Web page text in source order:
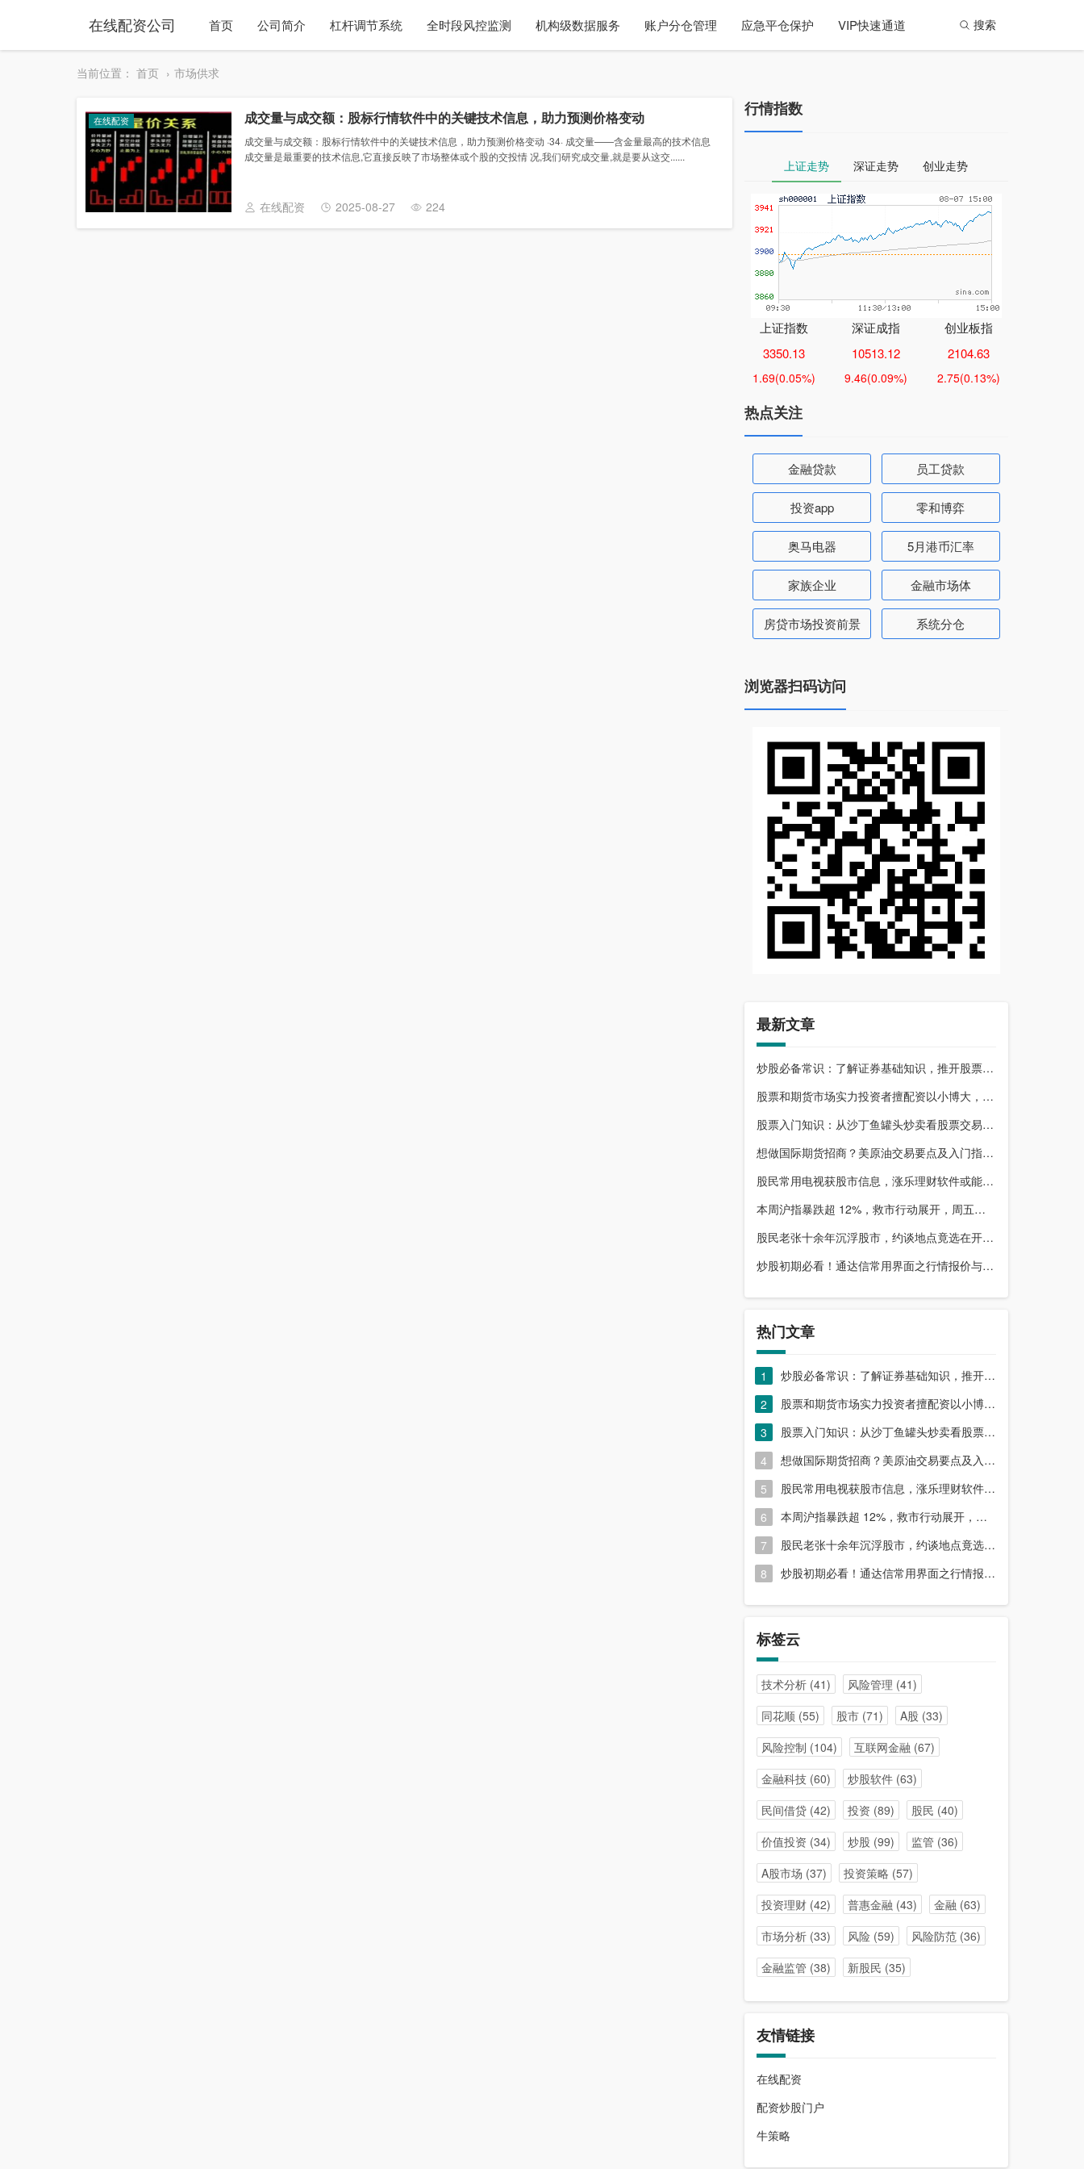
在线配资公司 首页 公司简介 杠杆调节系统 全时段风控监测 机构级数据服务 账户分仓管理 应急平仓保护 VIP快速通道 搜索
当前位置： 首页 市场供求
在线配资 成交量与成交额：股标行情软件中的关键技术信息，助力预测价格变动
成交量与成交额：股标行情软件中的关键技术信息，助力预测价格变动 ·34· 成交量——含金量最高的技术信息
成交量是最重要的技术信息,它直接反映了市场整体或个股的交投情 况,我们研究成交量,就是要从这交......
在线配资 2025-08-27 224
行情指数
上证走势 深证走势 创业走势
上证指数
3350.13
1.69(0.05%)
深证成指
10513.12
9.46(0.09%)
创业板指
2104.63
2.75(0.13%)
热点关注
金融贷款 员工贷款
投资app 零和博弈
奥马电器 5月港币汇率
家族企业 金融市场体
房贷市场投资前景 系统分仓
浏览器扫码访问
最新文章
炒股必备常识：了解证券基础知识，推开股票市场大门
股票和期货市场实力投资者擅配资以小博大，顶配网优势尽显
股票入门知识：从沙丁鱼罐头炒卖看股票交易本质，你了解吗？
想做国际期货招商？美原油交易要点及入门指南请收好
股民常用电视获股市信息，涨乐理财软件或能满足更多需求？
本周沪指暴跌超 12%，救市行动展开，周五市场有何措施？
股民老张十余年沉浮股市，约谈地点竟选在开户超市门口？
炒股初期必看！通达信常用界面之行情报价与分时图介绍
热门文章
1
炒股必备常识：了解证券基础知识，推开股票市场大门
2
股票和期货市场实力投资者擅配资以小博大，顶配网优势尽显
3
股票入门知识：从沙丁鱼罐头炒卖看股票交易本质，你了解吗？
4
想做国际期货招商？美原油交易要点及入门指南请收好
5
股民常用电视获股市信息，涨乐理财软件或能满足更多需求？
6
本周沪指暴跌超 12%，救市行动展开，周五市场有何措施？
7
股民老张十余年沉浮股市，约谈地点竟选在开户超市门口？
8
炒股初期必看！通达信常用界面之行情报价与分时图介绍
标签云
技术分析 (41) 风险管理 (41)
同花顺 (55) 股市 (71) A股 (33)
风险控制 (104) 互联网金融 (67)
金融科技 (60) 炒股软件 (63)
民间借贷 (42) 投资 (89) 股民 (40)
价值投资 (34) 炒股 (99) 监管 (36)
A股市场 (37) 投资策略 (57)
投资理财 (42) 普惠金融 (43) 金融 (63)
市场分析 (33) 风险 (59) 风险防范 (36)
金融监管 (38) 新股民 (35)
友情链接
在线配资
配资炒股门户
牛策略